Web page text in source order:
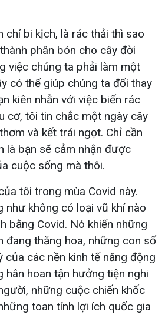
chí bi kịch, là rác thải thì sao
phân bón cho cây đời
việc chúng ta phải làm một
có thể giúp chúng ta đổi thay
kiên nhẫn với việc biến rác
cơ, tôi tin chắc một ngày cây
và kết trái ngọt. Chỉ cần
là bạn sẽ cảm nhận được
cuộc sống mà thôi.
tôi trong mùa Covid này.
như không có loại vũ khí nào
bằng Covid. Nó khiến những
đang thăng hoa, những con số
các nền kinh tế năng động
hân hoan tận hưởng tiện nghi
những cuộc chiến khốc
toan tính lợi ích quốc gia